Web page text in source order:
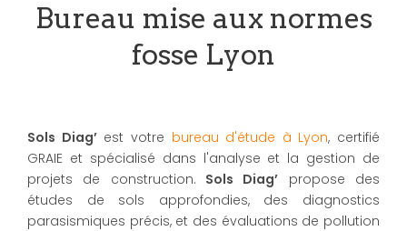
Bureau mise aux normes
fosse Lyon
Sols Diag’est votre bureau d'étude à Lyon, certifié
GRAIE et spécialisé dans l'analyse et la gestion de
projets de construction. Sols Diag’ propose des
études de sols approfondies, des diagnostics
parasismiques précis, et des évaluations de pollution